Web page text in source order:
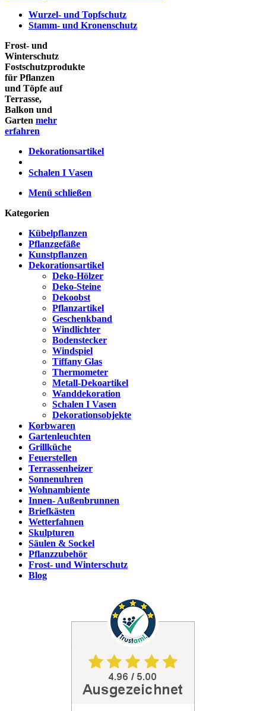
Wurzel- und Topfschutz
Stamm- und Kronenschutz
Frost- und
Winterschutz
Fostschutzprodukte
für Pflanzen
und Töpfe auf
Terrasse,
Balkon und
Garten mehr
erfahren
Dekorationsartikel
Schalen I Vasen
Menü schließen
Kategorien
Kübelpflanzen
Pflanzgefäße
Kunstpflanzen
Dekorationsartikel
Deko-Hölzer
Deko-Steine
Dekoobst
Pflanzartikel
Geschenkband
Windlichter
Bodenstecker
Windspiel
Tiffany Glas
Thermometer
Metall-Dekoartikel
Wanddekoration
Schalen I Vasen
Dekorationsobjekte
Korbwaren
Gartenleuchten
Grillküche
Feuerstellen
Terrassenheizer
Sonnenuhren
Wohnambiente
Innen- Außenbrunnen
Briefkästen
Wetterfahnen
Skulpturen
Säulen & Sockel
Pflanzzubehör
Frost- und Winterschutz
Blog